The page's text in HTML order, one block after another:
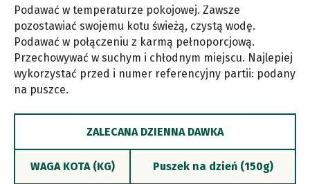
Podawać w temperaturze pokojowej. Zawsze
pozostawiać swojemu kotu świeżą, czystą wodę.
Podawać w połączeniu z karmą pełnoporcjową.
Przechowywać w suchym i chłodnym miejscu. Najlepiej
wykorzystać przed i numer referencyjny partii: podany
na puszce.
ZALECANA DZIENNA DAWKA
WAGA KOTA (KG) Puszek na dzień (150g)